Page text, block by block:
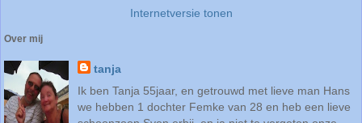
Internetversie tonen
Over mij
tanja
Ik ben Tanja 55jaar, en getrouwd met lieve man Hans
we hebben 1 dochter Femke van 28 en heb een lieve